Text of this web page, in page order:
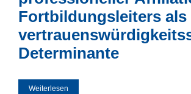
Fortbildungsleiters als
Determinante
Weiterlesen